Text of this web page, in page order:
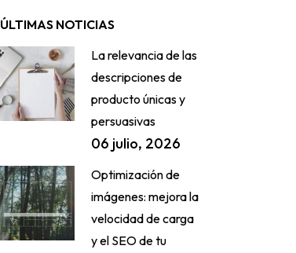
ÚLTIMAS NOTICIAS
La relevancia de las
descripciones de
producto únicas y
persuasivas
06 julio, 2026
Optimización de
imágenes: mejora la
velocidad de carga
y el SEO de tu